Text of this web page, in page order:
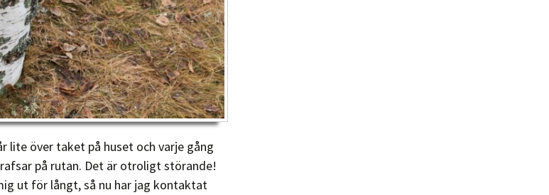
över taket på huset och varje gång
på rutan. Det är otroligt störande!
ut för långt, så nu har jag kontaktat